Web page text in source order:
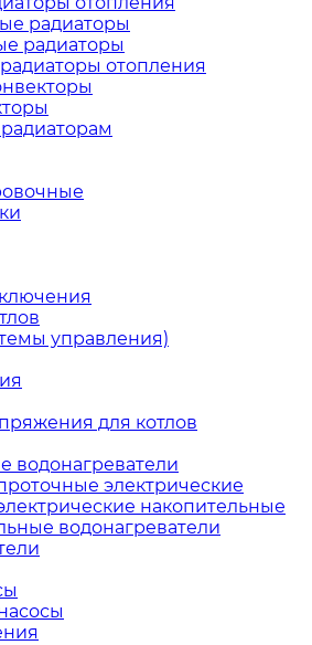
радиаторы
радиаторы
отопления
управления)
для котлов
водонагреватели
электрические
накопительные
водонагреватели